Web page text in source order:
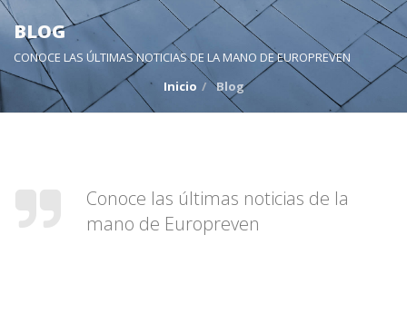
BLOG
CONOCE LAS ÚLTIMAS NOTICIAS DE LA MANO DE EUROPREVEN
Inicio
Blog
Conoce las últimas noticias de la
mano de Europreven